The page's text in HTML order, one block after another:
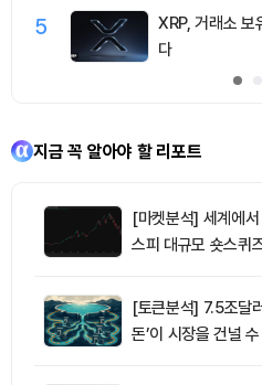
5
XRP, 거래소 보
다
지금 꼭 알아야 할 리포트
[마켓분석] 세계에
스피 대규모 숏스퀴
[토큰분석] 7.5조달
돈’이 시장을 건널